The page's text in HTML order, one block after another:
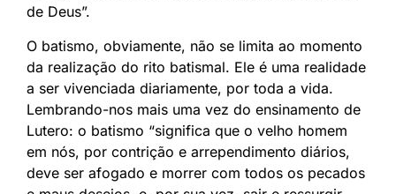
de Deus”.
O batismo, obviamente, não se limita ao momento
da realização do rito batismal. Ele é uma realidade
a ser vivenciada diariamente, por toda a vida.
Lembrando-nos mais uma vez do ensinamento de
Lutero: o batismo “significa que o velho homem
em nós, por contrição e arrependimento diários,
deve ser afogado e morrer com todos os pecados